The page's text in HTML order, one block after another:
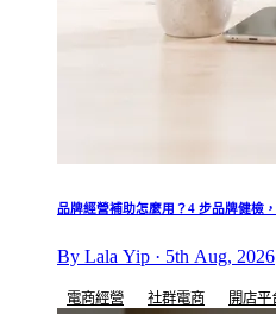
品牌經營補助怎麼用？4 步品牌健檢
By Lala Yip · 5th Aug, 2026
電商經營 社群電商 開店平